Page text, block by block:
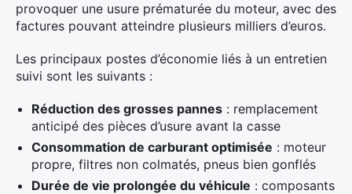
provoquer une usure prématurée du moteur, avec des
factures pouvant atteindre plusieurs milliers d’euros.
Les principaux postes d’économie liés à un entretien
suivi sont les suivants :
Réduction des grosses pannes : remplacement
anticipé des pièces d’usure avant la casse
Consommation de carburant optimisée : moteur
propre, filtres non colmatés, pneus bien gonflés
Durée de vie prolongée du véhicule : composants